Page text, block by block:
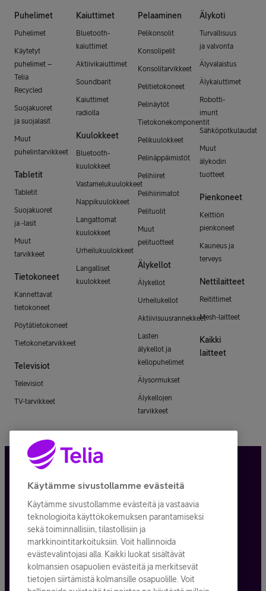
Puhelimet
Puhelimet
Käytetyt
puhelimet –
Telia
Recycled
Suojakuoret
ja suojalasit
Muut
puhelintarvikkeet
Tabletit
Tabletit
Suojakuoret
ja -lasit
Muut
tarvikkeet
Tietokoneet
Kannettavat
tietokoneet
Pöytätietokoneet
Tietokonetarvikkeet
Televisiot
Televisiot
TV-tarvikkeet
Kaiuttimet
Bluetooth-
kaiuttimet
Aktiivikaiuttimet
Soundbarit
Kaiuttimet
radiolla
Kuulokkeet
Bluetooth-
kuulokkeet
Vastamelukuulokkeet
Nappikuulokkeet
Langattomat
kuulokkeet
Urheilukuulokkeet
Langalliset
kuulokkeet
Pelaaminen
Pelikonsolit
Konsolipelit
Konsolitarvikkeet
Pelitietokoneet
Pelinäytöt
Tietokonekomponentit
Pelikuulokkeet
Pelinäppäimistöt
Pelihiiret
Pelihiirimatot
Pelituolit
Muut
pelituotteet
Älykellot
Älykellot
Urheilukellot
Aktiivisuusrannekkeet
Lasten
älykellot ja
kellopuhelimet
Älysormukset
Älykellojen
tarvikkeet
Älykoti
Turvallisuus
ja valvonta
Älyvalaistus
Älykaiuttimet
Robotti-
imurit
Sähköpotkulaudat
Muut
älykodin
tuotteet
Pienkoneet
Keittiön
pienkoneet
Kauneus ja
terveys
Nettilaitteet
Reitittimet
Mesh-laitteet
Kaikki
laitteet
Tietosuoja ja -turva
Tilauksen peruuttaminen
Käyttöehdot
Evästeiden käyttö
Toimitusehdot ja palvelukuvaukset
Käytämme sivustollamme evästeitä
Käytämme sivustollamme evästeitä ja vastaavia
teknologioita käyttökokemuksen parantamiseksi
sekä toiminnallisiin, tilastollisiin ja
markkinointitarkoituksiin. Voit hallinnoida
evästevalintojasi alla. Kaikki luokat sisältävät
kolmansien osapuolien evästeitä ja merkitsevät
tietojen siirtämistä kolmansille osapuolille. Voit